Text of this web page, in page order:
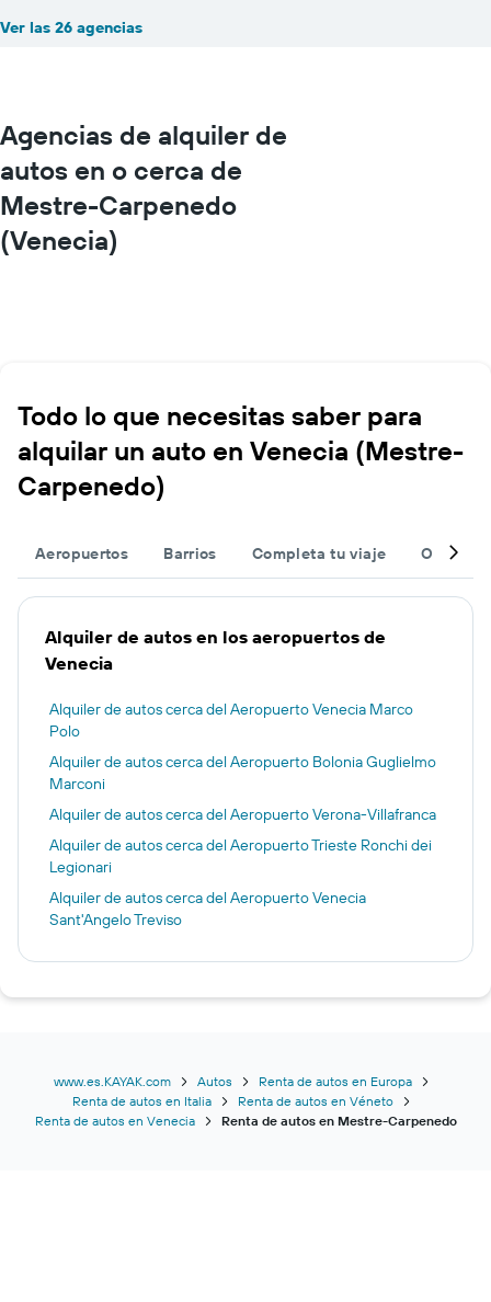
Ver las 26 agencias
Agencias de alquiler de
autos en o cerca de
Mestre-Carpenedo
(Venecia)
Todo lo que necesitas saber para
alquilar un auto en Venecia (Mestre-
Carpenedo)
Aeropuertos Barrios Completa tu viaje Otros
Alquiler de autos en los aeropuertos de
Venecia
Alquiler de autos cerca del Aeropuerto Venecia Marco
Polo
Alquiler de autos cerca del Aeropuerto Bolonia Guglielmo
Marconi
Alquiler de autos cerca del Aeropuerto Verona-Villafranca
Alquiler de autos cerca del Aeropuerto Trieste Ronchi dei
Legionari
Alquiler de autos cerca del Aeropuerto Venecia
Sant'Angelo Treviso
www.es.KAYAK.com Autos
Renta de autos en Europa
Renta de autos en Italia
Renta de autos en Véneto
Renta de autos en Venecia
Renta de autos en Mestre-Carpenedo